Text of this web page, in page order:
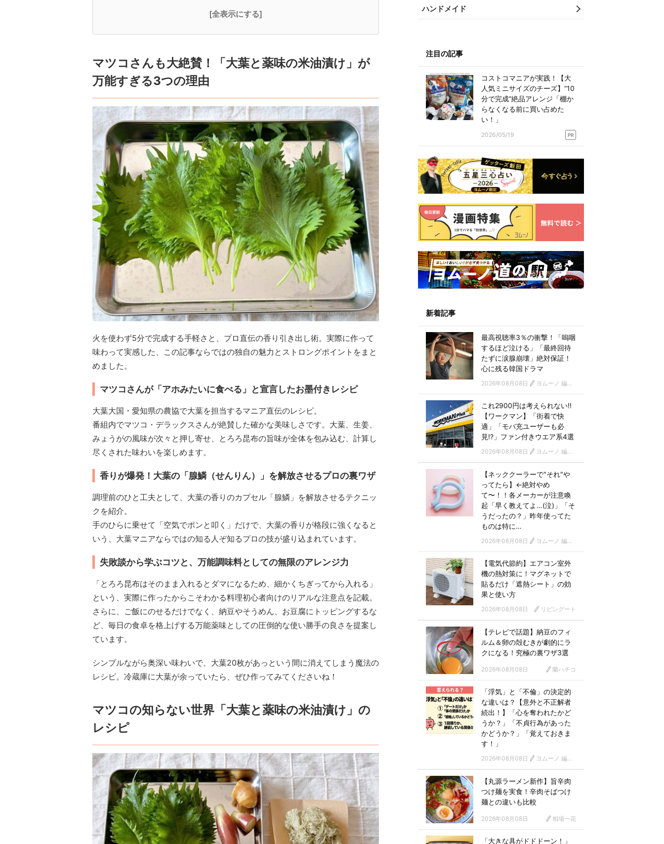
[全表示にする]
マツコさんも大絶賛！「大葉と薬味の米油漬け」が
万能すぎる3つの理由
火を使わず5分で完成する手軽さと、プロ直伝の香り引き出し術。実際に作って
味わって実感した、この記事ならではの独自の魅力とストロングポイントをまと
めました。
マツコさんが「アホみたいに食べる」と宣言したお墨付きレシピ
大葉大国・愛知県の農協で大葉を担当するマニア直伝のレシピ。
番組内でマツコ・デラックスさんが絶賛した確かな美味しさです。大葉、生姜、
みょうがの風味が次々と押し寄せ、とろろ昆布の旨味が全体を包み込む、計算し
尽くされた味わいを楽しめます。
香りが爆発！大葉の「腺鱗（せんりん）」を解放させるプロの裏ワザ
調理前のひと工夫として、大葉の香りのカプセル「腺鱗」を解放させるテクニッ
クを紹介。
手のひらに乗せて「空気でポンと叩く」だけで、大葉の香りが格段に強くなると
いう、大葉マニアならではの知る人ぞ知るプロの技が盛り込まれています。
失敗談から学ぶコツと、万能調味料としての無限のアレンジ力
「とろろ昆布はそのまま入れるとダマになるため、細かくちぎってから入れる」
という、実際に作ったからこそわかる料理初心者向けのリアルな注意点を記載。
さらに、ご飯にのせるだけでなく、納豆やそうめん、お豆腐にトッピングするな
ど、毎日の食卓を格上げする万能薬味としての圧倒的な使い勝手の良さを提案し
ています。
シンプルながら奥深い味わいで、大葉20枚があっという間に消えてしまう魔法の
レシピ。冷蔵庫に大葉が余っていたら、ぜひ作ってみてくださいね！
マツコの知らない世界「大葉と薬味の米油漬け」の
レシピ
ハンドメイド
注目の記事
コストコマニアが実践！【大
人気ミニサイズのチーズ】“10
分で完成”絶品アレンジ「棚か
らなくなる前に買い占めた
い！」
2026/05/19 PR
新着記事
最高視聴率3％の衝撃！「嗚咽
するほど泣ける」「最終回待
たずに涙腺崩壊」絶対保証！
心に残る韓国ドラマ
2026年08月08日 ヨムーノ 編集部 韓国ドラマチーム
これ2900円は考えられない!!
【ワークマン】「街着で快
適」「モバ充ユーザーも必
見!?」ファン付きウエア系4選
2026年08月08日 ヨムーノ 編集部
【ネッククーラーで"それ"や
ってたら】←絶対やめ
て〜！！各メーカーが注意喚
起「早く教えてよ…(泣)」「そ
うだったの？」昨年使ってた
ものは特に…
2026年08月08日 ヨムーノ 編集部
【電気代節約】エアコン室外
機の熱対策に！マグネットで
貼るだけ「遮熱シート」の効
果と使い方
2026年08月08日 リビングート
【テレビで話題】納豆のフィ
ルム＆卵の殻むきが劇的にラ
クになる！究極の裏ワザ3選
2026年08月08日 蘭ハチコ
「浮気」と「不倫」の決定的
な違いは？【意外と不正解者
続出！】「心を奪われたかど
うか？」「不貞行為があった
かどうか？」「覚えておきま
す！」
2026年08月08日 ヨムーノ 編集部
【丸源ラーメン新作】旨辛肉
つけ麺を実食！辛肉そばつけ
麺との違いも比較
2026年08月08日 相場一花
「大きな具がドドドーン！」